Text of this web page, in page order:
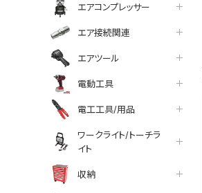
エアコンプレッサー
エア接続関連
エアツール
電動工具
電工工具/用品
ワークライト/トーチラ
イト
収納
facebook
line